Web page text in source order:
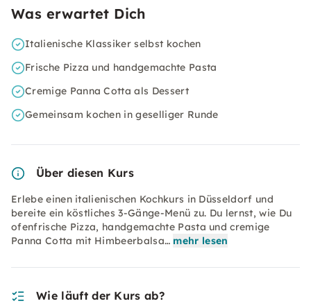
Was erwartet Dich
Italienische Klassiker selbst kochen
Frische Pizza und handgemachte Pasta
Cremige Panna Cotta als Dessert
Gemeinsam kochen in geselliger Runde
Über diesen Kurs
Erlebe einen italienischen Kochkurs in Düsseldorf und
bereite ein köstliches 3-Gänge-Menü zu. Du lernst, wie Du
ofenfrische Pizza, handgemachte Pasta und cremige
Panna Cotta mit Himbeerbalsa… mehr lesen
Wie läuft der Kurs ab?